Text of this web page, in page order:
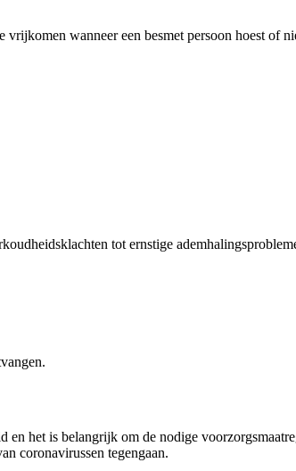
wanneer een besmet persoon hoest of
tot ernstige
het is belangrijk om de nodige
coronavirussen tegengaan.